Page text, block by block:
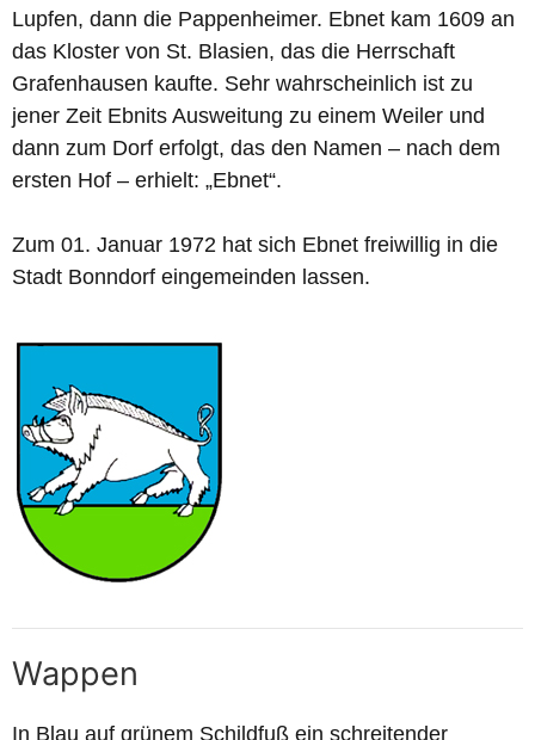
Lupfen, dann die Pappenheimer. Ebnet kam 1609 an
das Kloster von St. Blasien, das die Herrschaft
Grafenhausen kaufte. Sehr wahrscheinlich ist zu
jener Zeit Ebnits Ausweitung zu einem Weiler und
dann zum Dorf erfolgt, das den Namen – nach dem
ersten Hof – erhielt: „Ebnet“.
Zum 01. Januar 1972 hat sich Ebnet freiwillig in die
Stadt Bonndorf eingemeinden lassen.
Wappen
In Blau auf grünem Schildfuß ein schreitender